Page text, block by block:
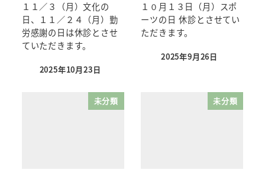
１１／３（月）文化の
日、１１／２４（月）勤
労感謝の日は休診とさせ
ていただきます。
2025年10月23日
１０月１３日（月）スポ
ーツの日 休診とさせてい
ただきます。
2025年9月26日
未分類 未分類